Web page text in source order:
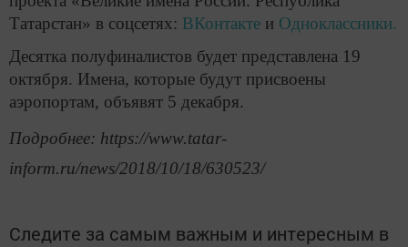
Татарстан» в соцсетях: ВКонтакте и Одноклассники.
Десятка полуфиналистов будет представлена 19
октября. Имена, которые будут присвоены
аэропортам, объявят 5 декабря.
Подробнее: https://www.tatar-
inform.ru/news/2018/10/18/630523/
Следите за самым важным и интересным в